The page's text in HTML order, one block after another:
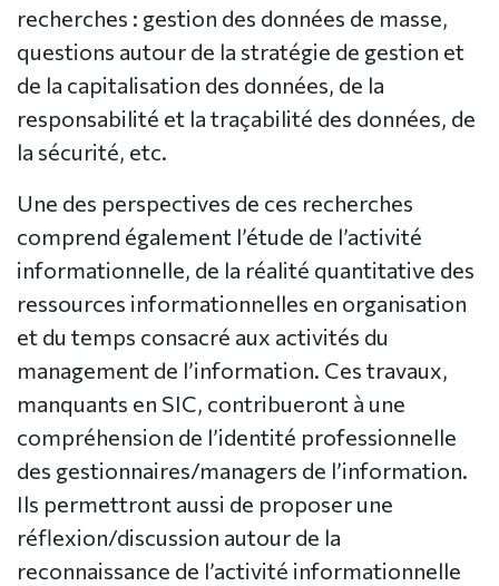
recherches : gestion des données de masse,
questions autour de la stratégie de gestion et
de la capitalisation des données, de la
responsabilité et la traçabilité des données, de
la sécurité, etc.
Une des perspectives de ces recherches
comprend également l’étude de l’activité
informationnelle, de la réalité quantitative des
ressources informationnelles en organisation
et du temps consacré aux activités du
management de l’information. Ces travaux,
manquants en SIC, contribueront à une
compréhension de l’identité professionnelle
des gestionnaires/managers de l’information.
Ils permettront aussi de proposer une
réflexion/discussion autour de la
reconnaissance de l’activité informationnelle